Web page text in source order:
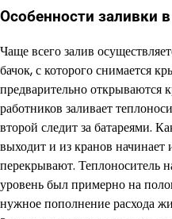
Особенности заливки
Чаще всего залив
бачок, с которого снимается
предварительно открываются
работников заливает
второй следит за батареями.
выходит и из кранов
перекрывают. Теплоноситель
уровень был примерно на
нужное пополнение расхода